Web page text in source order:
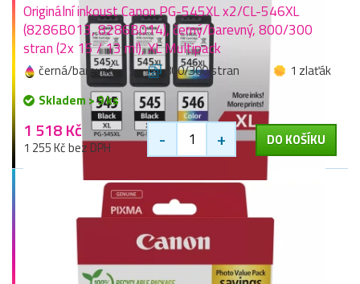
Originální inkoust Canon PG-545XL x2/CL-546XL
(8286B013, 8286B014), černý/barevný, 800/300
stran (2x 15 / 13 ml), XL Multipack
černá/barevná 800/300 stran
1 zlaťák
Skladem > 9 ks
1 518 Kč
1 255 Kč bez DPH - + DO KOŠÍKU